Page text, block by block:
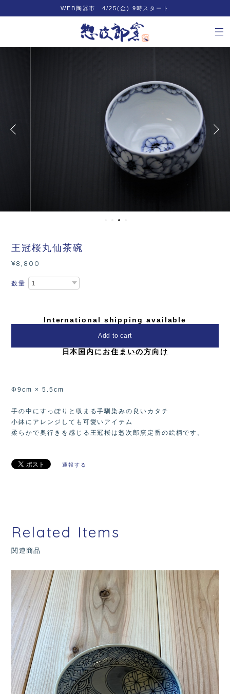
WEB陶器市 4/25(金) 9時スタート
王冠桜丸仙茶碗
¥8,800
数量
International shipping available
Add to cart
日本国内にお住まいの方向け
Φ9cm × 5.5cm
手の中にすっぽりと収まる手馴染みの良いカタチ
小鉢にアレンジしても可愛いアイテム
柔らかで奥行きを感じる王冠桜は惣次郎窯定番の絵柄です。
通報する
Related Items
関連商品